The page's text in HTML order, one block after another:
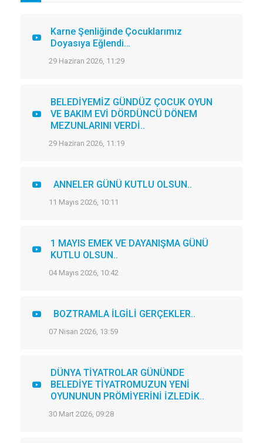
Karne Şenliğinde Çocuklarımız
Doyasıya Eğlendi…
29 Haziran 2026, 11:29
BELEDİYEMİZ GÜNDÜZ ÇOCUK OYUN
VE BAKIM EVİ DÖRDÜNCÜ DÖNEM
MEZUNLARINI VERDİ..
29 Haziran 2026, 11:19
ANNELER GÜNÜ KUTLU OLSUN..
11 Mayıs 2026, 10:11
1 MAYIS EMEK VE DAYANIŞMA GÜNÜ
KUTLU OLSUN..
04 Mayıs 2026, 10:42
BOZTRAMLA İLGİLİ GERÇEKLER..
07 Nisan 2026, 13:59
DÜNYA TİYATROLAR GÜNÜNDE
BELEDİYE TİYATROMUZUN YENİ
OYUNUNUN PRÖMİYERİNİ İZLEDİK..
30 Mart 2026, 09:28